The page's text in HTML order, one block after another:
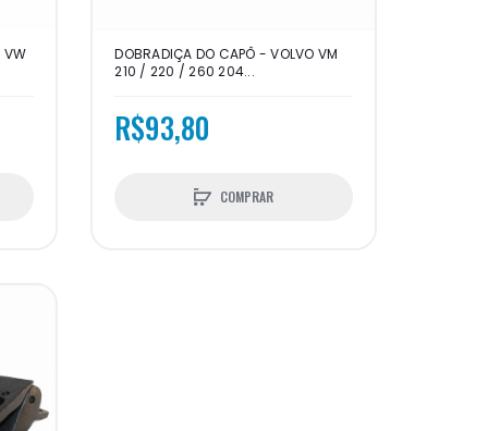
VW
DOBRADIÇA DO CAPÔ - VOLVO VM
210 / 220 / 260 204...
R$93,80
COMPRAR